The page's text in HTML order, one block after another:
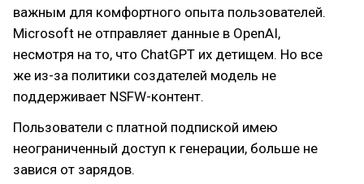
важным для комфортного опыта пользователей.
Microsoft не отправляет данные в OpenAI,
несмотря на то, что ChatGPT их детищем. Но все
же из-за политики создателей модель не
поддерживает NSFW-контент.
Пользователи с платной подпиской имею
неограниченный доступ к генерации, больше не
завися от зарядов.